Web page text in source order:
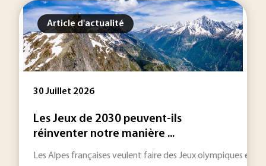
Article d'actualité
30 Juillet 2026
Les Jeux de 2030 peuvent-ils
réinventer notre manière ...
Les Alpes françaises veulent faire des Jeux olympiques et